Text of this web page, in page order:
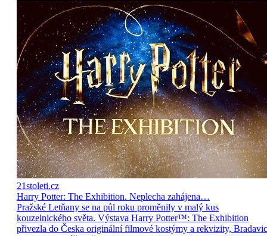
21stoleti.cz
Harry Potter: The Exhibition. Neplecha zahájena…
Pražské Letňany se na půl roku proměnily v malý kus
kouzelnického světa. Výstava Harry Potter™: The Exhibition
přivezla do Česka originální filmové kostýmy a rekvizity,